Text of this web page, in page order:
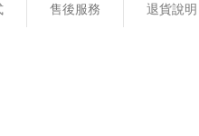
售後服務 退貨說明